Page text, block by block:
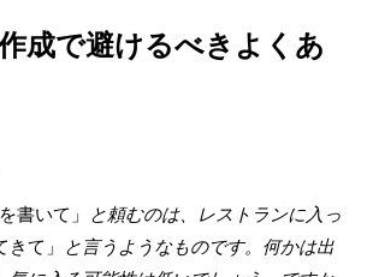
成で避けるべきよくあ
書いて」
と頼むのは、レストランに入っ
て」 と言うようなものです。 何かは出